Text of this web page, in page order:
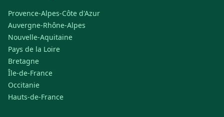
Provence-Alpes-Côte d'Azur
Auvergne-Rhône-Alpes
Nouvelle-Aquitaine
Pays de la Loire
Bretagne
Île-de-France
Occitanie
Hauts-de-France